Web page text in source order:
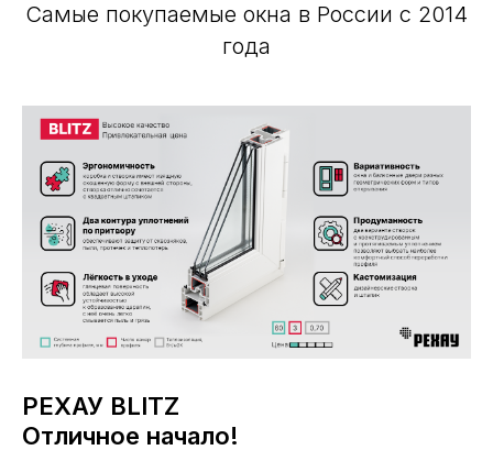
Самые покупаемые окна в России с 2014
года
РЕХАУ BLITZ
Отличное начало!